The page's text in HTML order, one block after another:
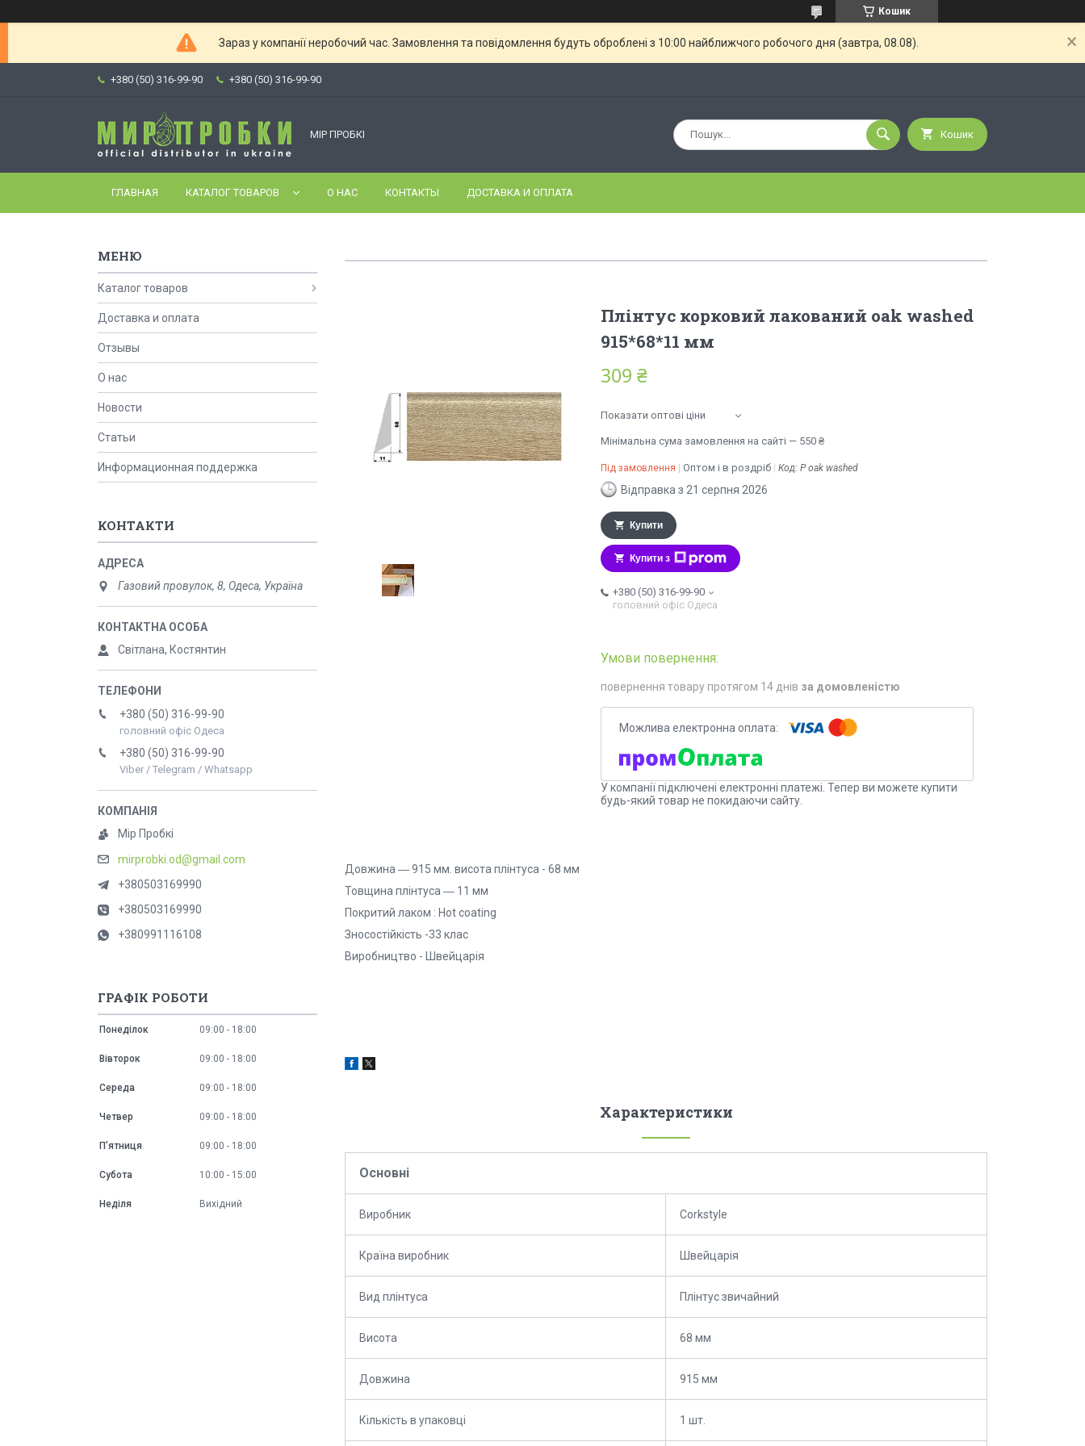
Кошик
Зараз у компанії неробочий час. Замовлення та повідомлення будуть оброблені з 10:00 найближчого робочого дня (завтра, 08.08).
+380 (50) 316-99-90 +380 (50) 316-99-90
МІР ПРОБКІ Кошик
ГЛАВНАЯ КАТАЛОГ ТОВАРОВ О НАС КОНТАКТЫ ДОСТАВКА И ОПЛАТА
Плінтус корковий лакований oak washed
915*68*11 мм
309 ₴
Показати оптові ціни
Мінімальна сума замовлення на сайті — 550 ₴
Під замовлення Оптом і в роздріб Код: P oak washed
Відправка з 21 серпня 2026
Купити
Купити з
+380 (50) 316-99-90
головний офіс Одеса
повернення товару протягом 14 днів за домовленістю
У компанії підключені електронні платежі. Тепер ви можете купити
будь-який товар не покидаючи сайту.
Довжина ― 915 мм. висота плінтуса - 68 мм
Товщина плінтуса ― 11 мм
Покритий лаком : Hot coating
Зносостійкість -33 клас
Виробництво - Швейцарія
Характеристики
Основні
Виробник Corkstyle
Країна виробник Швейцарія
Вид плінтуса Плінтус звичайний
Висота 68 мм
Довжина 915 мм
Кількість в упаковці 1 шт.
Каталог товаров
Доставка и оплата
Отзывы
О нас
Новости
Статьи
Информационная поддержка
КОНТАКТИ
Газовий провулок, 8, Одеса, Україна
Світлана, Костянтин
+380 (50) 316-99-90
головний офіс Одеса
+380 (50) 316-99-90
Viber / Telegram / Whatsapp
Мір Пробкі
mirprobki.od@gmail.com
+380503169990
+380503169990
+380991116108
ГРАФІК РОБОТИ
Понеділок 09:00 18:00
Вівторок 09:00 18:00
Середа 09:00 18:00
Четвер 09:00 18:00
Пʼятниця 09:00 18:00
Субота 10:00 15:00
Неділя Вихідний